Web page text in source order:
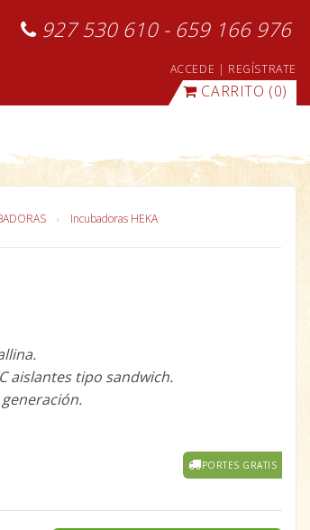
927 530 610 - 659 166 976
ACCEDE | REGÍSTRATE
CARRITO (0)
Incubadoras HEKA
aislantes tipo sandwich.
PORTES GRATIS